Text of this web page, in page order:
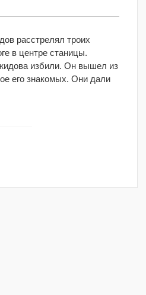
расстрелял троих
в центре станицы.
избили. Он вышел из
его знакомых. Они дали